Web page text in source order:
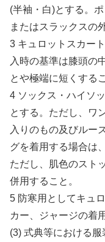
(半袖・白)とする。
またはスラックスの
3 キュロットスカー
入時の基準は膝頭の
とや極端に短くする
4 ソックス・ハイソ
とする。ただし、ワ
入りのもの及びルー
グを着用する場合は
ただし、肌色のスト
併用すること。
5 防寒用としてキュ
カー、ジャージの着
(3) 式典等における